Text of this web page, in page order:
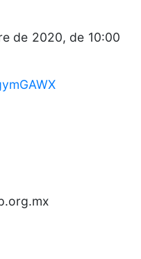
de 2020, de 10:00